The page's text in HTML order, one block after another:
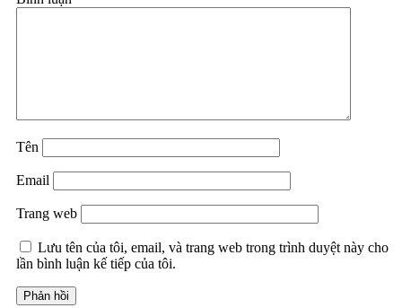
Tên
Email
Trang web
Lưu tên của tôi, email, và trang web trong trình duyệt này cho
lần bình luận kế tiếp của tôi.